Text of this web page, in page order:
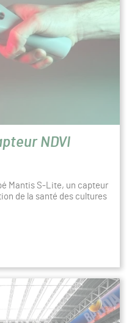
NDVI
Mantis S-Lite, un capteur
de la santé des cultures